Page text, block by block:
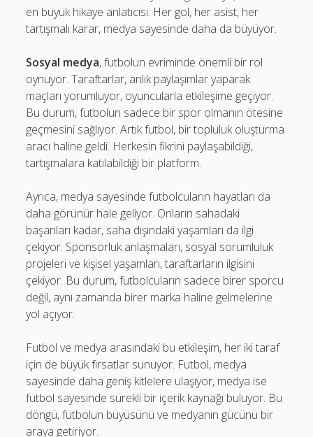
en büyük hikaye anlatıcısı. Her gol, her asist, her
tartışmalı karar, medya sayesinde daha da büyüyor.
Sosyal medya, futbolun evriminde önemli bir rol
oynuyor. Taraftarlar, anlık paylaşımlar yaparak
maçları yorumluyor, oyuncularla etkileşime geçiyor.
Bu durum, futbolun sadece bir spor olmanın ötesine
geçmesini sağlıyor. Artık futbol, bir topluluk oluşturma
aracı haline geldi. Herkesin fikrini paylaşabildiği,
tartışmalara katılabildiği bir platform.
Ayrıca, medya sayesinde futbolcuların hayatları da
daha görünür hale geliyor. Onların sahadaki
başarıları kadar, saha dışındaki yaşamları da ilgi
çekiyor. Sponsorluk anlaşmaları, sosyal sorumluluk
projeleri ve kişisel yaşamları, taraftarların ilgisini
çekiyor. Bu durum, futbolcuların sadece birer sporcu
değil, aynı zamanda birer marka haline gelmelerine
yol açıyor.
Futbol ve medya arasındaki bu etkileşim, her iki taraf
için de büyük fırsatlar sunuyor. Futbol, medya
sayesinde daha geniş kitlelere ulaşıyor, medya ise
futbol sayesinde sürekli bir içerik kaynağı buluyor. Bu
döngü, futbolun büyüsünü ve medyanın gücünü bir
araya getiriyor.